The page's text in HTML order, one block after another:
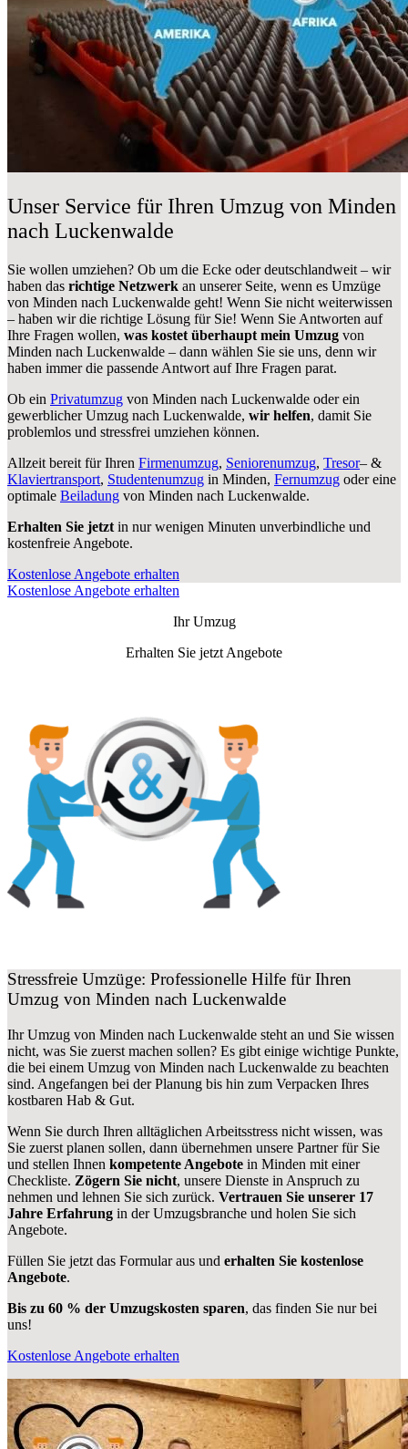
Unser Service für Ihren Umzug von Minden
nach Luckenwalde
Sie wollen umziehen? Ob um die Ecke oder deutschlandweit – wir
haben das richtige Netzwerk an unserer Seite, wenn es Umzüge
von Minden nach Luckenwalde geht! Wenn Sie nicht weiterwissen
– haben wir die richtige Lösung für Sie! Wenn Sie Antworten auf
Ihre Fragen wollen, was kostet überhaupt mein Umzug von
Minden nach Luckenwalde – dann wählen Sie sie uns, denn wir
haben immer die passende Antwort auf Ihre Fragen parat.
Ob ein Privatumzug von Minden nach Luckenwalde oder ein
gewerblicher Umzug nach Luckenwalde, wir helfen, damit Sie
problemlos und stressfrei umziehen können.
Allzeit bereit für Ihren Firmenumzug, Seniorenumzug, Tresor– &
Klaviertransport, Studentenumzug in Minden, Fernumzug oder eine
optimale Beiladung von Minden nach Luckenwalde.
Erhalten Sie jetzt in nur wenigen Minuten unverbindliche und
kostenfreie Angebote.
Kostenlose Angebote erhalten
Kostenlose Angebote erhalten
Ihr Umzug
Erhalten Sie jetzt Angebote
Stressfreie Umzüge: Professionelle Hilfe für Ihren
Umzug von Minden nach Luckenwalde
Ihr Umzug von Minden nach Luckenwalde steht an und Sie wissen
nicht, was Sie zuerst machen sollen? Es gibt einige wichtige Punkte,
die bei einem Umzug von Minden nach Luckenwalde zu beachten
sind. Angefangen bei der Planung bis hin zum Verpacken Ihres
kostbaren Hab & Gut.
Wenn Sie durch Ihren alltäglichen Arbeitsstress nicht wissen, was
Sie zuerst planen sollen, dann übernehmen unsere Partner für Sie
und stellen Ihnen kompetente Angebote in Minden mit einer
Checkliste. Zögern Sie nicht, unsere Dienste in Anspruch zu
nehmen und lehnen Sie sich zurück. Vertrauen Sie unserer 17
Jahre Erfahrung in der Umzugsbranche und holen Sie sich
Angebote.
Füllen Sie jetzt das Formular aus und erhalten Sie kostenlose
Angebote.
Bis zu 60 % der Umzugskosten sparen, das finden Sie nur bei
uns!
Kostenlose Angebote erhalten